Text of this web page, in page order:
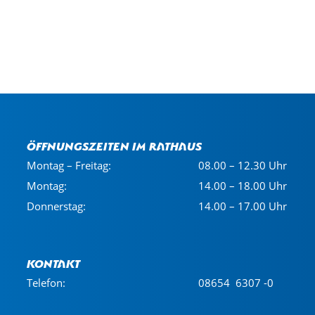
Öffnungszeiten im Rathaus
Montag – Freitag:
08.00 – 12.30 Uhr
Montag:
14.00 – 18.00 Uhr
Donnerstag:
14.00 – 17.00 Uhr
Kontakt
Telefon: 08654 6307 -0